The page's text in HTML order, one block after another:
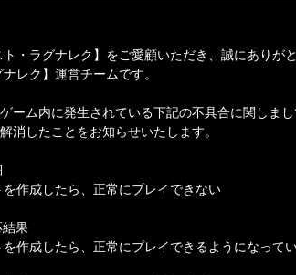
・ラグナレク】をご愛顧いただき、誠にありが
ナレク】運営チームです。
ーム内に発生されている下記の不具合に関しまし
消したことをお知らせいたします。
作成したら、正常にプレイできない
果
作成したら、正常にプレイできるようになって